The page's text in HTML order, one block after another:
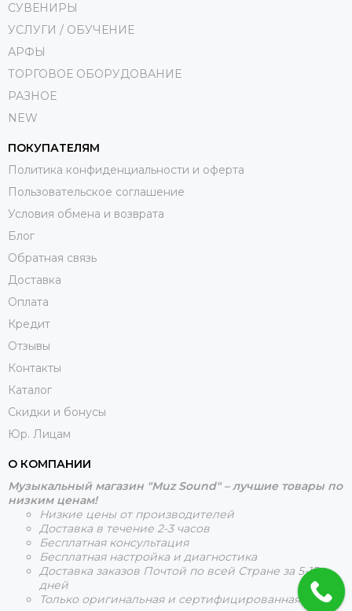
СУВЕНИРЫ
УСЛУГИ / ОБУЧЕНИЕ
АРФЫ
ТОРГОВОЕ ОБОРУДОВАНИЕ
РАЗНОЕ
NEW
ПОКУПАТЕЛЯМ
Политика конфиденциальности и оферта
Пользовательское соглашение
Условия обмена и возврата
Блог
Обратная связь
Доставка
Оплата
Кредит
Отзывы
Контакты
Каталог
Скидки и бонусы
Юр. Лицам
О КОМПАНИИ
Музыкальный магазин "Muz Sound" – лучшие товары по
низким ценам!
Низкие цены от производителей
Доставка в течение 2-3 часов
Бесплатная консультация
Бесплатная настройка и диагностика
Доставка заказов Почтой по всей Стране за 5-15
дней
Только оригинальная и сертифицированная